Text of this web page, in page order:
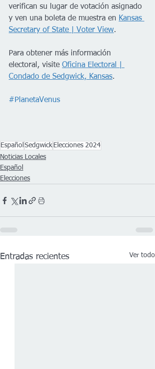
verifican su lugar de votación asignado
y ven una boleta de muestra en Kansas
Secretary of State | Voter View.
Para obtener más información
electoral, visite Oficina Electoral |
Condado de Sedgwick, Kansas.
#PlanetaVenus
Español Sedgwick Elecciones 2024
Noticias Locales
Español
Elecciones
Entradas recientes Ver todo